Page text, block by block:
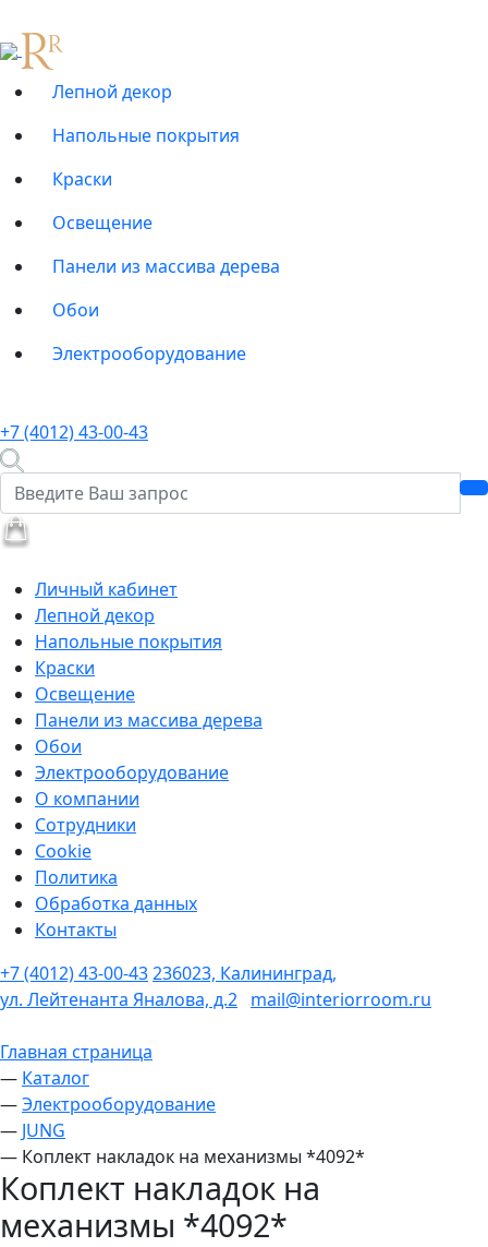
Лепной декор
Напольные покрытия
Краски
Освещение
Панели из массива дерева
Обои
Электрооборудование
+7 (4012) 43-00-43
Личный кабинет
Лепной декор
Напольные покрытия
Краски
Освещение
Панели из массива дерева
Обои
Электрооборудование
О компании
Сотрудники
Cookie
Политика
Обработка данных
Контакты
+7 (4012) 43-00-43236023, Калининград,
ул. Лейтенанта Яналова, д.2 mail@interiorroom.ru
Главная страница
— Каталог
—Электрооборудование
— JUNG
— Коплект накладок на механизмы *4092*
Коплект накладок на
механизмы *4092*